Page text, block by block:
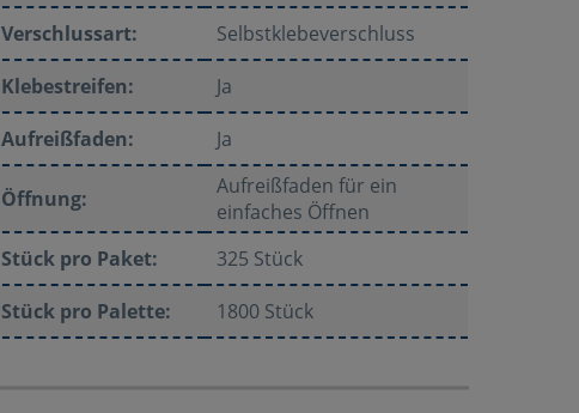
Verschlussart:
Selbstklebeverschluss
Klebestreifen:
Ja
Aufreißfaden:
Ja
Öffnung:
Aufreißfaden für ein
einfaches Öffnen
Stück pro Paket:
325 Stück
Stück pro Palette:
1800 Stück